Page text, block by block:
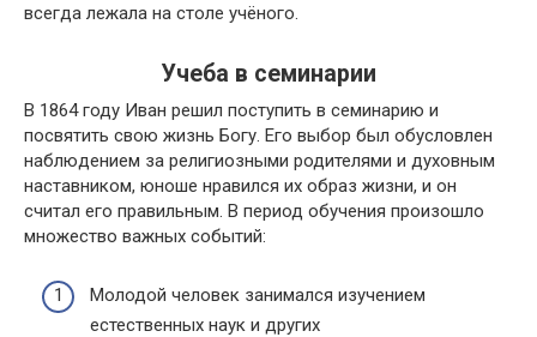
всегда лежала на столе учёного.
Учеба в семинарии
В 1864 году Иван решил поступить в семинарию и
посвятить свою жизнь Богу. Его выбор был обусловлен
наблюдением за религиозными родителями и духовным
наставником, юноше нравился их образ жизни, и он
считал его правильным. В период обучения произошло
множество важных событий:
Молодой человек занимался изучением
естественных наук и других